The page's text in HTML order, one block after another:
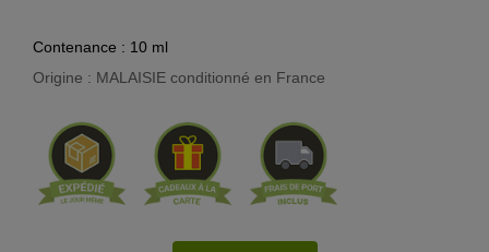
Contenance : 10 ml
Origine : MALAISIE conditionné en France